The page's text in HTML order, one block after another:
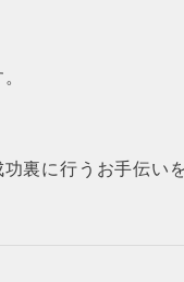
裏に行うお手伝い